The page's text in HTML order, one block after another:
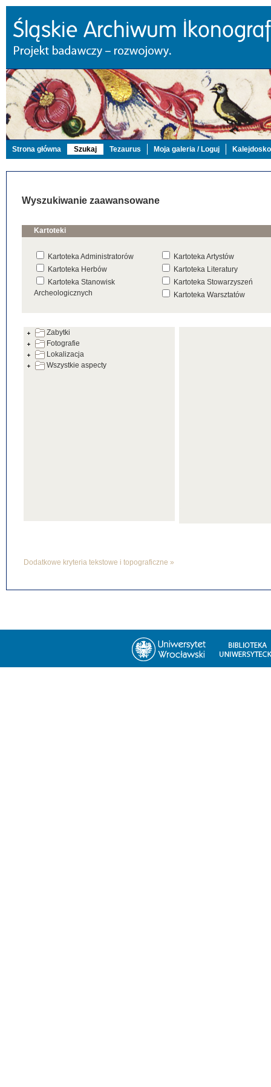
Strona główna Szukaj Tezaurus Moja galeria / Loguj
Wyszukiwanie zaawansowane
Kartoteki
Kartoteka Administratorów
Kartoteka Artystów
Kartoteka Herbów
Kartoteka Literatury
Kartoteka Stanowisk
Archeologicznych
Kartoteka Stowarzyszeń
Kartoteka Warsztatów
Zabytki
Fotografie
Lokalizacja
Wszystkie aspecty
Dodatkowe kryteria tekstowe i topograficzne »